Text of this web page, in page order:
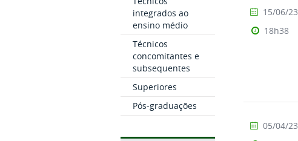
integrados ao
ensino médio
Técnicos
concomitantes e
subsequentes
Superiores
Pós-graduações
15/06/23
18h38
05/04/23